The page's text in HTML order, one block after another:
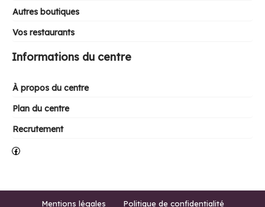
Autres boutiques
Vos restaurants
Informations du centre
À propos du centre
Plan du centre
Recrutement
Facebook
Mentions légales Politique de confidentialité